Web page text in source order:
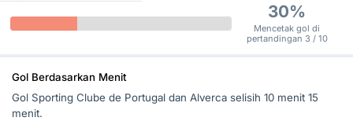
30%
Mencetak gol di
pertandingan 3 / 10
Gol Berdasarkan Menit
Gol Sporting Clube de Portugal dan Alverca selisih 10 menit 15
menit.